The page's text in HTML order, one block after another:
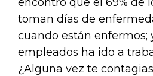
toman días de
cuando están enfermos;
empleados ha ido a
¿Alguna vez te